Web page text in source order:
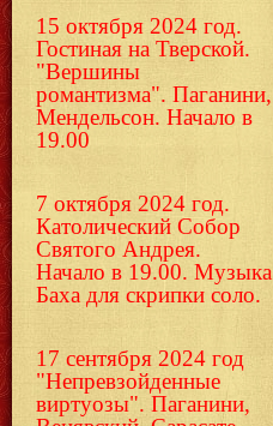
15 октября 2024 год.
Гостиная на Тверской.
"Вершины
романтизма". Паганини,
Мендельсон. Начало в
19.00
7 октября 2024 год.
Католический Собор
Святого Андрея.
Начало в 19.00. Музыка
Баха для скрипки соло.
17 сентября 2024 год
"Непревзойденные
виртуозы". Паганини,